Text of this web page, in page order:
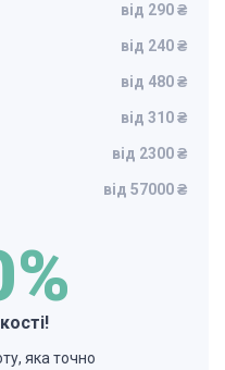
від 290 ₴
від 240 ₴
від 480 ₴
від 310 ₴
від 2300 ₴
від 57000 ₴
яка точно